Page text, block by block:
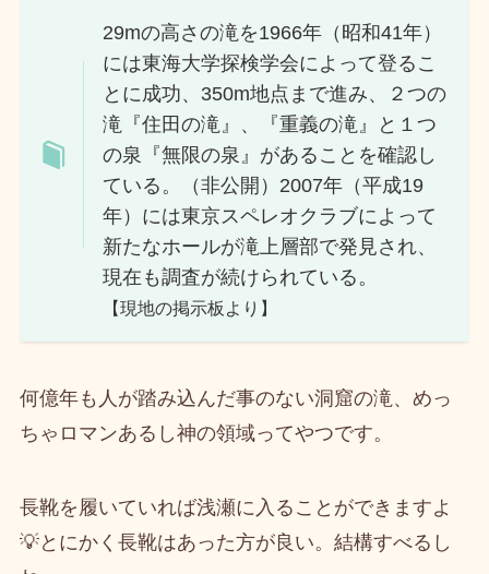
29mの高さの滝を1966年（昭和41年）
には東海大学探検学会によって登るこ
とに成功、350m地点まで進み、２つの
滝『住田の滝』、『重義の滝』と１つ
の泉『無限の泉』があることを確認し
ている。（非公開）2007年（平成19
年）には東京スペレオクラブによって
新たなホールが滝上層部で発見され、
現在も調査が続けられている。
【現地の掲示板より】
何億年も人が踏み込んだ事のない洞窟の滝、めっ
ちゃロマンあるし神の領域ってやつです。
長靴を履いていれば浅瀬に入ることができますよ
💡とにかく長靴はあった方が良い。結構すべるし